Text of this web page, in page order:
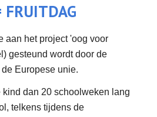
FRUITDAG
aan het project 'oog voor
gesteund wordt door de
Europese unie.
kind dan 20 schoolweken lang
telkens tijdens de